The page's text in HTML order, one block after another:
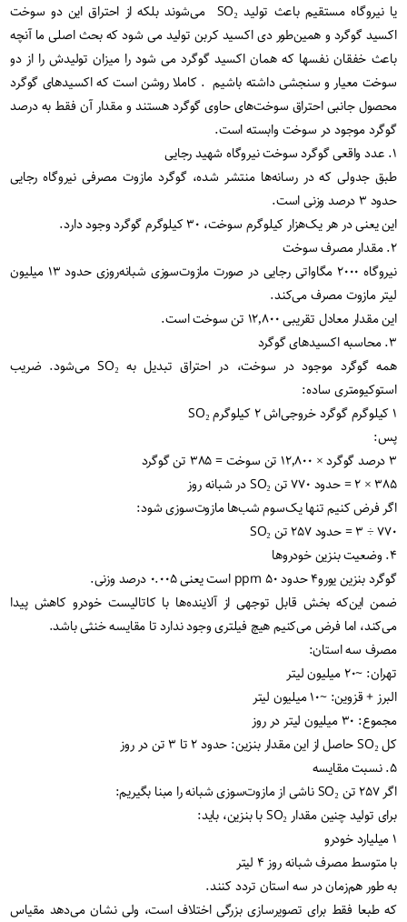
یا نیروگاه مستقیم باعث تولید SO₂ می‌شوند بلکه از احتراق این دو سوخت
اکسید گوگرد و همین‌طور دی اکسید کربن تولید می شود که بحث اصلی ما آنچه
باعث خفقان نفسها که همان اکسید گوگرد می شود را میزان تولیدش را از دو
سوخت معیار و سنجشی‌ داشته باشیم . کاملا روشن است که اکسیدهای گوگرد
محصول جانبی احتراق سوخت‌های حاوی گوگرد هستند و مقدار آن فقط به درصد
گوگرد موجود در سوخت وابسته است.
۱. عدد واقعی گوگرد سوخت نیروگاه شهید رجایی
طبق جدولی که در رسانه‌ها منتشر شده، گوگرد مازوت مصرفی نیروگاه رجایی
حدود ۳ درصد وزنی است.
این یعنی در هر یک‌هزار کیلوگرم سوخت، ۳۰ کیلوگرم گوگرد وجود دارد.
۲. مقدار مصرف سوخت
نیروگاه ۲۰۰۰ مگاواتی رجایی در صورت مازوت‌سوزی شبانه‌روزی حدود ۱۳ میلیون
لیتر مازوت مصرف می‌کند.
این مقدار معادل تقریبی ۱۲٬۸۰۰ تن سوخت است.
۳. محاسبه اکسیدهای گوگرد
همه گوگرد موجود در سوخت، در احتراق تبدیل به SO₂ می‌شود. ضریب
استوکیومتری ساده:
۱ کیلوگرم گوگرد خروجی‌اش ۲ کیلوگرم SO₂
پس:
۳ درصد گوگرد × ۱۲٬۸۰۰ تن سوخت = ۳۸۵ تن گوگرد
۳۸۵ × ۲ = حدود ۷۷۰ تن SO₂ در شبانه روز
اگر فرض کنیم تنها یک‌سوم شب‌ها مازوت‌سوزی شود:
۷۷۰ ÷ ۳ = حدود ۲۵۷ تن SO₂
۴. وضعیت بنزین خودروها
گوگرد بنزین یورو۴ حدود ۵۰ ppm است یعنی ۰.۰۰۵ درصد وزنی.
ضمن این‌که بخش قابل توجهی از آلاینده‌ها با کاتالیست خودرو کاهش پیدا
می‌کند، اما فرض می‌کنیم هیچ فیلتری وجود ندارد تا مقایسه خنثی باشد.
مصرف سه استان:
تهران: ~۲۰ میلیون لیتر
البرز + قزوین: ~۱۰ میلیون لیتر
مجموع: ۳۰ میلیون لیتر در روز
کل SO₂ حاصل از این مقدار بنزین: حدود ۲ تا ۳ تن در روز
۵. نسبت مقایسه
اگر ۲۵۷ تن SO₂ ناشی از مازوت‌سوزی شبانه را مبنا بگیریم:
برای تولید چنین مقدار SO₂ با بنزین، باید:
۱ میلیارد خودرو
با متوسط مصرف شبانه روز ۴ لیتر
به طور هم‌زمان در سه استان تردد کنند.
که طبعا فقط برای تصویرسازی بزرگی اختلاف است، ولی نشان می‌دهد مقیاس